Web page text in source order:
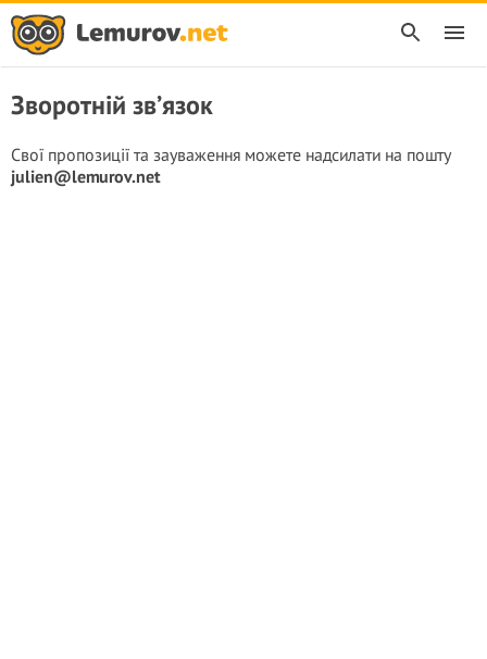
Зворотній зв’язок
Свої пропозиції та зауваження можете надсилати на пошту
julien@lemurov.net